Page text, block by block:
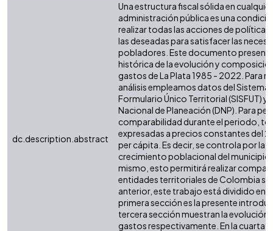
dc.description.abstract
Una estructura fiscal sólida en cualquier
administración pública es una
realizar todas las acciones de política
las deseadas para satisfacer las
pobladores. Este documento
histórica de la evolución y
gastos de La Plata 1985 - 2022. Para
análisis empleamos datos del
Formulario Único Territorial (SISFUT)
Nacional de Planeación (DNP). Para
comparabilidad durante el periodo,
expresadas a precios constantes del
per cápita. Es decir, se controla por la
crecimiento poblacional del municipio
mismo, esto permitirá realizar
entidades territoriales de Colombia
anterior, este trabajo está dividido en
primera sección es la presente
tercera sección muestran la evolución
gastos respectivamente. En la cuarta